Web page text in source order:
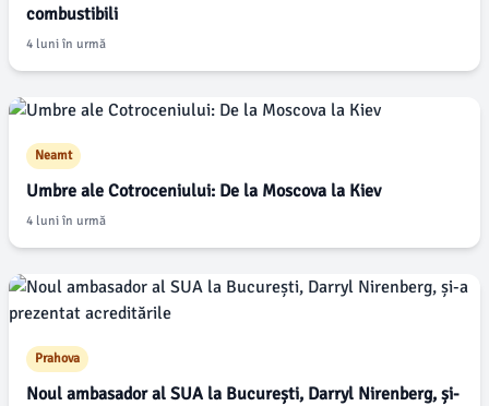
combustibili
4 luni în urmă
Neamt
Umbre ale Cotroceniului: De la Moscova la Kiev
4 luni în urmă
Prahova
Noul ambasador al SUA la București, Darryl Nirenberg, și-